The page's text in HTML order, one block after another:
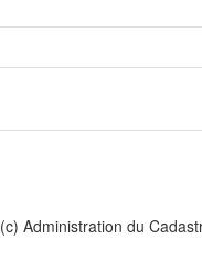
(c) Administration du